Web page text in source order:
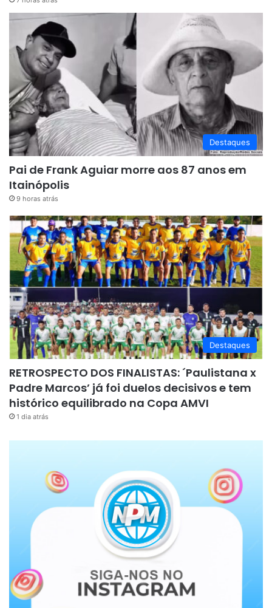
Destaques
Pai de Frank Aguiar morre aos 87 anos em
Itainópolis
9 horas atrás
Destaques
RETROSPECTO DOS FINALISTAS: ´Paulistana x
Padre Marcos’ já foi duelos decisivos e tem
histórico equilibrado na Copa AMVI
1 dia atrás